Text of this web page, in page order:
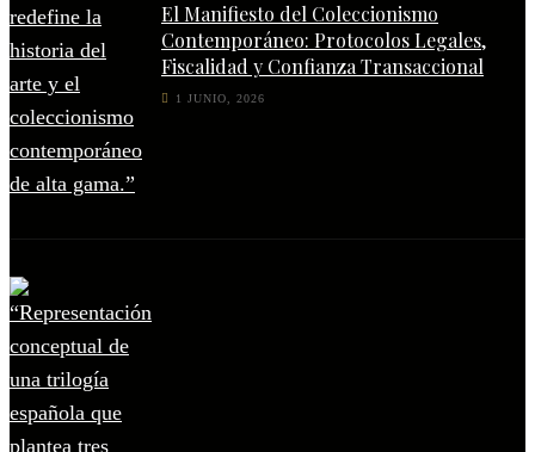
El Manifiesto del Coleccionismo
Contemporáneo: Protocolos Legales,
Fiscalidad y Confianza Transaccional
1 JUNIO, 2026